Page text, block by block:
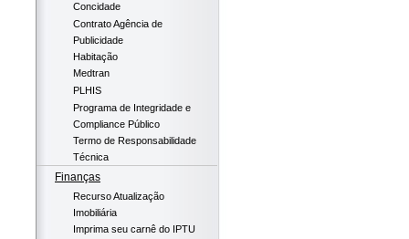
Concidade
Contrato Agência de
Publicidade
Habitação
Medtran
PLHIS
Programa de Integridade e
Compliance Público
Termo de Responsabilidade
Técnica
Finanças
Recurso Atualização
Imobiliária
Imprima seu carnê do IPTU